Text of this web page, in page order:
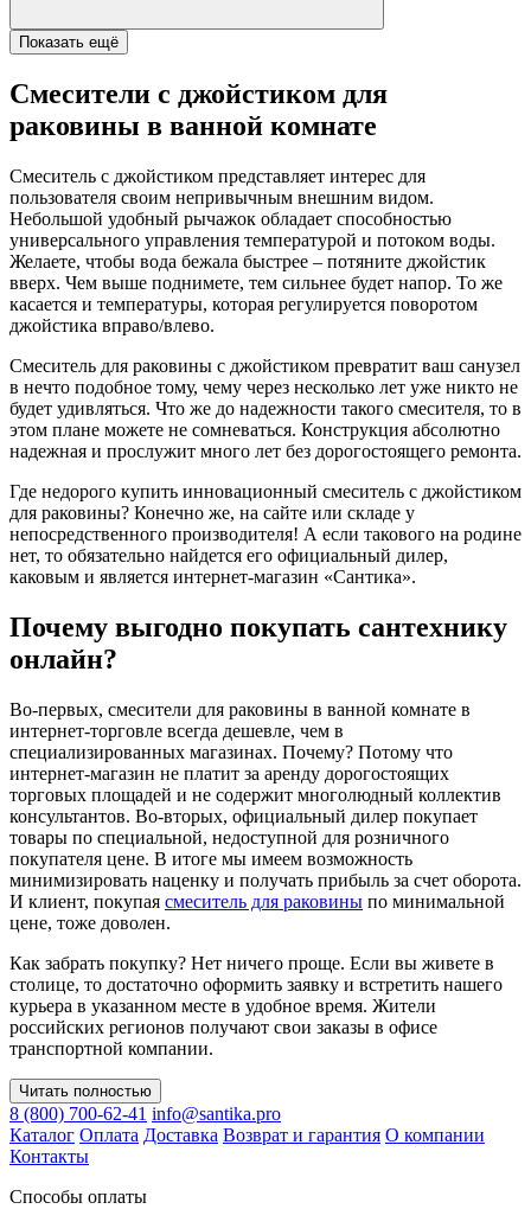
Показать ещё
Смесители с джойстиком для
раковины в ванной комнате
Смеситель с джойстиком представляет интерес для
пользователя своим непривычным внешним видом.
Небольшой удобный рычажок обладает способностью
универсального управления температурой и потоком воды.
Желаете, чтобы вода бежала быстрее – потяните джойстик
вверх. Чем выше поднимете, тем сильнее будет напор. То же
касается и температуры, которая регулируется поворотом
джойстика вправо/влево.
Смеситель для раковины с джойстиком превратит ваш санузел
в нечто подобное тому, чему через несколько лет уже никто не
будет удивляться. Что же до надежности такого смесителя, то в
этом плане можете не сомневаться. Конструкция абсолютно
надежная и прослужит много лет без дорогостоящего ремонта.
Где недорого купить инновационный смеситель с джойстиком
для раковины? Конечно же, на сайте или складе у
непосредственного производителя! А если такового на родине
нет, то обязательно найдется его официальный дилер,
каковым и является интернет-магазин «Сантика».
Почему выгодно покупать сантехнику
онлайн?
Во-первых, смесители для раковины в ванной комнате в
интернет-торговле всегда дешевле, чем в
специализированных магазинах. Почему? Потому что
интернет-магазин не платит за аренду дорогостоящих
торговых площадей и не содержит многолюдный коллектив
консультантов. Во-вторых, официальный дилер покупает
товары по специальной, недоступной для розничного
покупателя цене. В итоге мы имеем возможность
минимизировать наценку и получать прибыль за счет оборота.
И клиент, покупая смеситель для раковины по минимальной
цене, тоже доволен.
Как забрать покупку? Нет ничего проще. Если вы живете в
столице, то достаточно оформить заявку и встретить нашего
курьера в указанном месте в удобное время. Жители
российских регионов получают свои заказы в офисе
транспортной компании.
Читать полностью
8 (800) 700-62-41 info@santika.pro
Каталог Оплата Доставка Возврат и гарантия О компании
Контакты
Способы оплаты